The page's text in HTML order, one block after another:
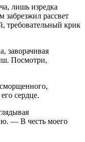
лишь изредка
забрезжил рассвет
требовательный крик
заворачивая
Посмотри,
сердце.
— В честь моего